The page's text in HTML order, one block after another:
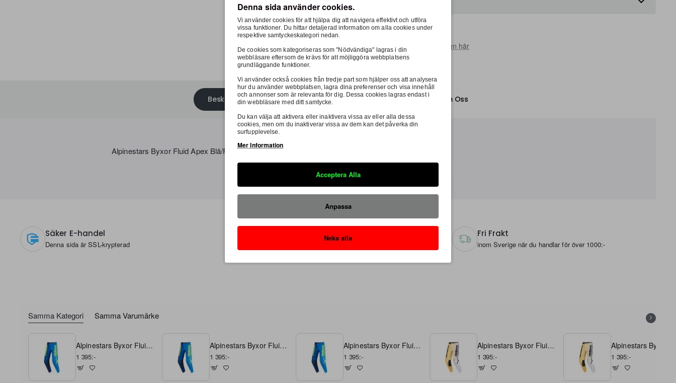
Ställ en fråga om produkten här
Beskrivning Recensioner Alpinestars MX Om Oss
Alpinestars Byxor Fluid Apex Blå/Fluo Gul 36
Säker E-handel
Denna sida är SSL-krypterad
Säkra Betalningar Fri Frakt
inom Sverige när du handlar för över 1000:-
Samma Kategori Samma Varumärke
Alpinestars Byxor Fluid Apex Blå/Fluo Gul 30
1 395:-
Alpinestars Byxor Fluid Apex Blå/Fluo Gul 32
1 395:-
Alpinestars Byxor Fluid Apex Blå/Fluo Gul 34
1 395:-
Alpinestars Byxor Fluid Apex Gul/Svart 28
1 395:- 1 395:-
Denna sida använder cookies.
Vi använder cookies för att hjälpa dig att navigera effektivt och utföra
vissa funktioner. Du hittar detaljerad information om alla cookies under
respektive samtyckeskategori nedan.
De cookies som kategoriseras som "Nödvändiga" lagras i din
webbläsare eftersom de krävs för att möjliggöra webbplatsens
grundläggande funktioner.
Vi använder också cookies från tredje part som hjälper oss att analysera
hur du använder webbplatsen, lagra dina preferenser och visa innehåll
och annonser som är relevanta för dig. Dessa cookies lagras endast i
din webbläsare med ditt samtycke.
Du kan välja att aktivera eller inaktivera vissa av eller alla dessa
cookies, men om du inaktiverar vissa av dem kan det påverka din
surfupplevelse.
Mer Information
Acceptera Alla
Anpassa
Neka alla